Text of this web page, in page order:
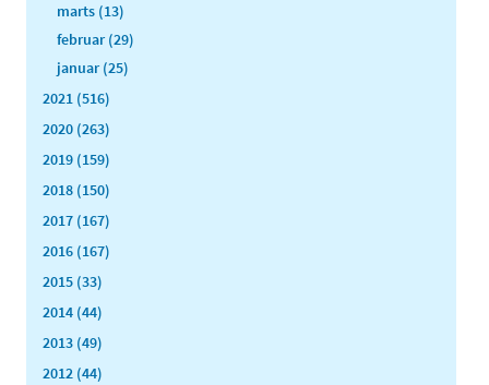
marts (13)
februar (29)
januar (25)
2021 (516)
2020 (263)
2019 (159)
2018 (150)
2017 (167)
2016 (167)
2015 (33)
2014 (44)
2013 (49)
2012 (44)